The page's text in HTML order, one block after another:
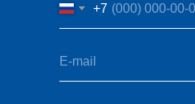
+7
E-mail